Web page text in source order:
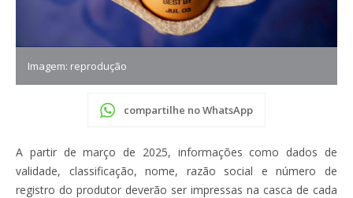
Imagem: reprodução
compartilhe no WhatsApp
A partir de março de 2025, informações como dados de
validade, classificação, nome, razão social e número de
registro do produtor deverão ser impressas na casca de cada